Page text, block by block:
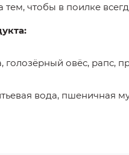
тем, чтобы в поилке
голозёрный овёс, рапс,
вода, пшеничная